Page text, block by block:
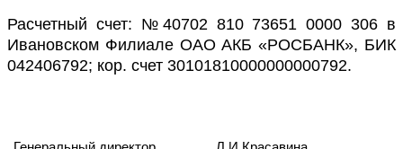
Расчетный счет: №40702 810 73651 0000 306 в
Ивановском Филиале ОАО АКБ «РОСБАНК», БИК
042406792; кор. счет 30101810000000000792.